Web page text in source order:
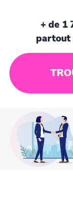
+ de 1
partout